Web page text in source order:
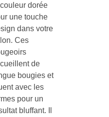
dorée
une touche
dans votre
Ces
de
bougies et
avec les
pour un
bluffant. Il